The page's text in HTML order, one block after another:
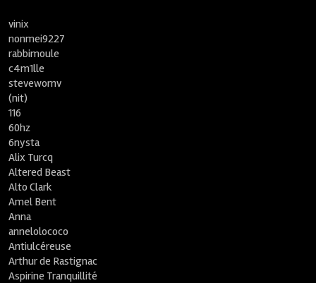
vinix
nonmei9227
rabbimoule
c4m1lle
stevewornv
(nit)
116
60hz
6nysta
Alix Turcq
Altered Beast
Alto Clark
Amel Bent
Anna
annelolococo
Antiulcéreuse
Arthur de Rastignac
Aspirine Tranquillité